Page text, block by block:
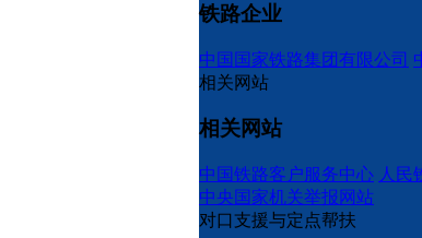
铁路企业
中国国家铁路集团有限公司
相关网站
相关网站
中国铁路客户服务中心 人民
中央国家机关举报网站
对口支援与定点帮扶